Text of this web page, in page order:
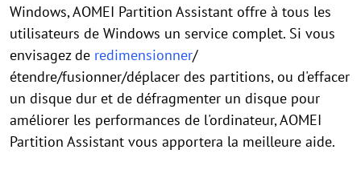
Windows, AOMEI Partition Assistant offre à tous les
utilisateurs de Windows un service complet. Si vous
envisagez de redimensionner/
étendre/fusionner/déplacer des partitions, ou d'effacer
un disque dur et de défragmenter un disque pour
améliorer les performances de l'ordinateur, AOMEI
Partition Assistant vous apportera la meilleure aide.